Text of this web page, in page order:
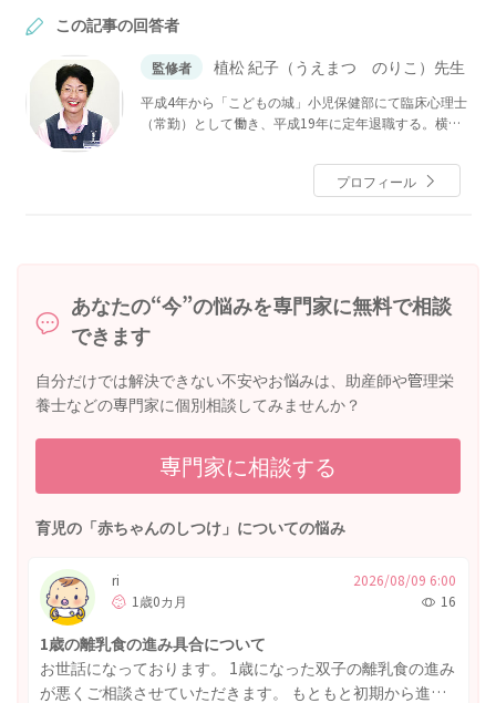
この記事の回答者
監修者 植松 紀子（うえまつ のりこ）先生
平成4年から「こどもの城」小児保健部にて臨床心理士
（常勤）として働き、平成19年に定年退職する。横浜
学校メンタルヘルス学会評議員、田中教育研究所評議
プロフィール
あなたの“今”の悩みを専門家に無料で相談
できます
自分だけでは解決できない不安やお悩みは、助産師や管理栄
養士などの専門家に個別相談してみませんか？
専門家に相談する
育児の「赤ちゃんのしつけ」についての悩み
ri
1歳0カ月
2026/08/09 6:00
16
1歳の離乳食の進み具合について
お世話になっております。 1歳になった双子の離乳食の進み
が悪くご相談させていただきます。 もともと初期から進み